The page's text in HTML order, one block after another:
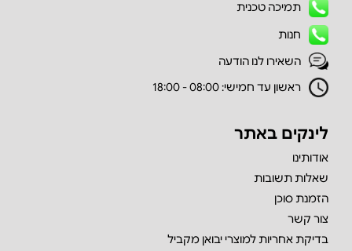
תמיכה טכנית
חנות
השאירו לנו הודעה
ראשון עד חמישי: 08:00 - 18:00
לינקים באתר
אודותינו
שאלות תשובות
הזמנת סוכן
צור קשר
בדיקת אחריות למוצרי יבואן מקביל